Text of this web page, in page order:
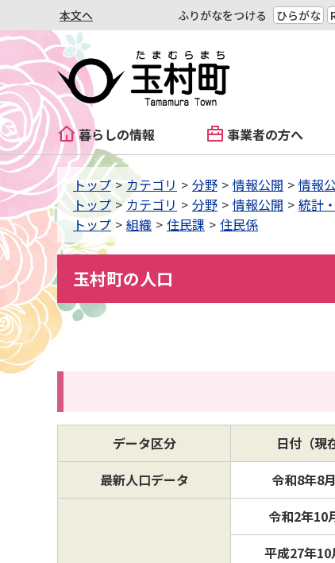
本文へ ふりがなをつける ひらがな
暮らしの情報 事業者の方へ
トップ カテゴリ 分野 情報公開
情報
トップ
カテゴリ 分野 情報公開
統計
トップ
組織 住民課 住民係
玉村町の人口
データ区分 日付（現
最新人口データ
令和8年8月
令和2年10
平成27年10